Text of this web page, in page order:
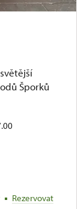
Šporků
Rezervovat